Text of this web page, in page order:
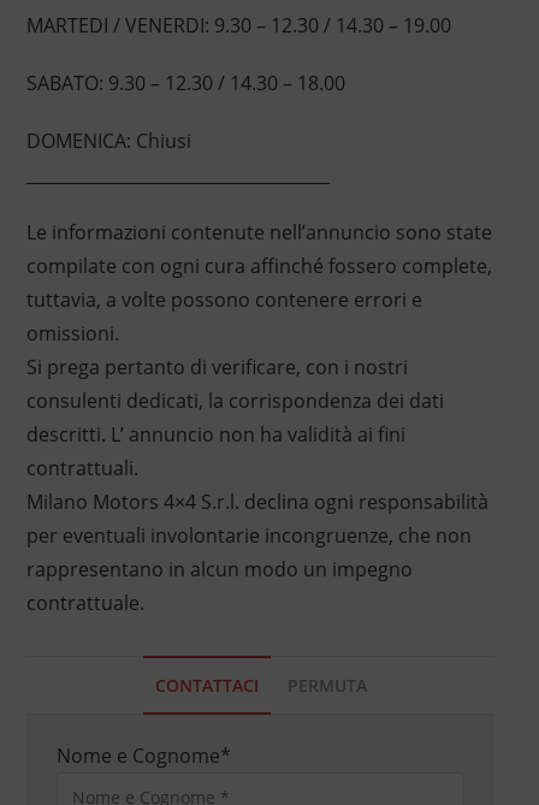
MARTEDI / VENERDI: 9.30 – 12.30 / 14.30 – 19.00
SABATO: 9.30 – 12.30 / 14.30 – 18.00
DOMENICA: Chiusi
Le informazioni contenute nell’annuncio sono state
compilate con ogni cura affinché fossero complete,
tuttavia, a volte possono contenere errori e
omissioni.
Si prega pertanto di verificare, con i nostri
consulenti dedicati, la corrispondenza dei dati
descritti. L’ annuncio non ha validità ai fini
contrattuali.
Milano Motors 4×4 S.r.l. declina ogni responsabilità
per eventuali involontarie incongruenze, che non
rappresentano in alcun modo un impegno
contrattuale.
CONTATTACI PERMUTA
Nome e Cognome*